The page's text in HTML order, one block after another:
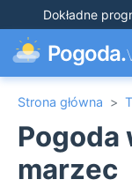
Dokładne
Pogoda.
Strona główna >
Pogoda
marzec